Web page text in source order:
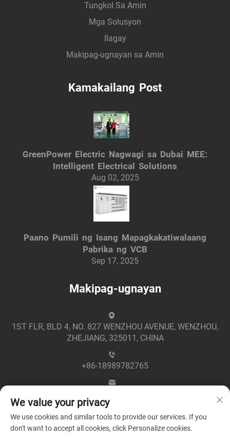
Tungkol Sa Amin
Mga Solusyon
Ilagay
Makipag-ugnayan sa Amin
Kamakailang Post
GreenPower Electric Nagwagi sa Dubai MEE:
Intelligent Electrical Solutions
Aug 02, 2025
Paano Pumili ng Isang Mapagkakatiwalaang
Pabrika ng VCB
Sep 17, 2025
Makipag-ugnayan
1ST FLR, BLD 4, NO. 827 WENZHOU AVENUE, WENZHOU,
ZHEJIANG, 325011, CHINA
+86-18989782765
We value your privacy
We use cookies and similar tools to provide our services. If you
don't want to accept all cookies, click Personalize cookies.